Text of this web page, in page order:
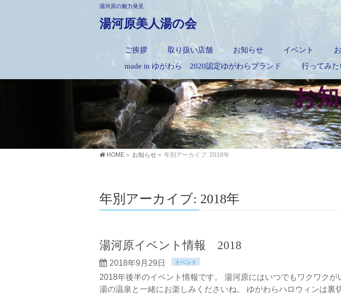
湯河原の魅力発見
湯河原美人湯の会
ご挨拶 取り扱い店舗 お知らせ イベント
made in ゆがわら 2020認定ゆがわらブランド
行ってみ
お
HOME » お知らせ » 年別アーカイブ: 2018年
年別アーカイブ: 2018年
湯河原イベント情報 2018
2018年9月29日 イベント
2018年後半のイベント情報です。 湯河原にはいつでもワクワクが
湯の温泉と一緒にお楽しみくださいね。 ゆがわらハロウィンは裏